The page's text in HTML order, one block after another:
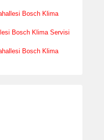
Bosch Klima
Bosch Klima Servisi
Bosch Klima